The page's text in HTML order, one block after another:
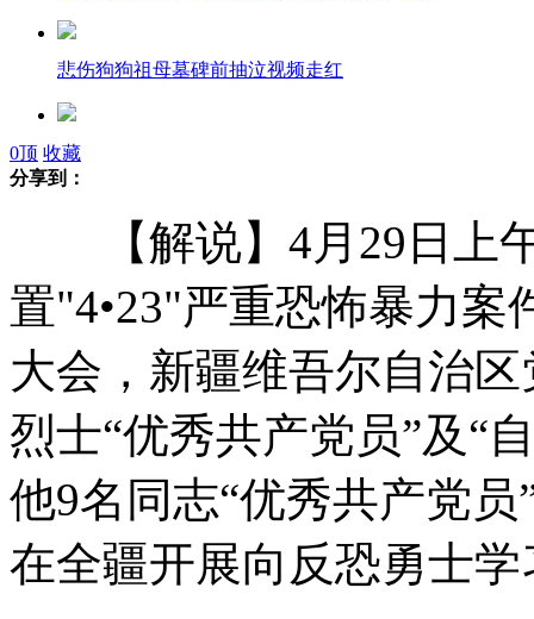
悲伤狗狗祖母墓碑前抽泣视频走红
小贝登场6分钟就染红！引发赛场混乱群殴
小学生成绩不好怕挨揍自导绑架案
小伙订婚日突发羊癫风 女友退婚索青春损失费
90后大学生没找到工作开豪车卖凉面
美国国防部长称准备好应对朝鲜“挑衅”
山西运城恶犬咬伤多人 警民合力深夜将其击毙
0顶 收藏
分享到：
【解说】4月29日上
置"4•23"严重恐怖暴力
大会，新疆维吾尔自治
烈士“优秀共产党员”及“
他9名同志“优秀共产党
在全疆开展向反恐勇士